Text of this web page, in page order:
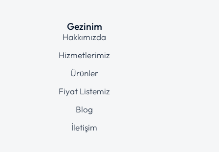
Gezinim
Hakkımızda
Hizmetlerimiz
Ürünler
Fiyat Listemiz
Blog
İletişim